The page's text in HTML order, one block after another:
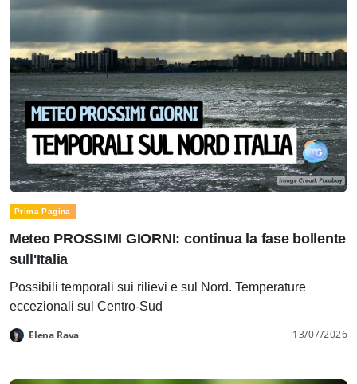
Prima Pagina
Meteo PROSSIMI GIORNI: continua la fase bollente
sull'Italia
Possibili temporali sui rilievi e sul Nord. Temperature
eccezionali sul Centro-Sud
Elena Rava 13/07/2026